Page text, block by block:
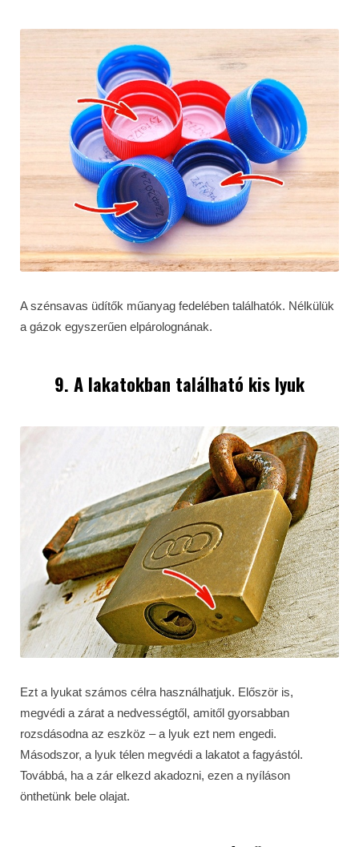
A szénsavas üdítők műanyag fedelében találhatók. Nélkülük
a gázok egyszerűen elpárolognának.
9. A lakatokban található kis lyuk
Ezt a lyukat számos célra használhatjuk. Először is,
megvédi a zárat a nedvességtől, amitől gyorsabban
rozsdásodna az eszköz – a lyuk ezt nem engedi.
Másodszor, a lyuk télen megvédi a lakatot a fagyástól.
Továbbá, ha a zár elkezd akadozni, ezen a nyíláson
önthetünk bele olajat.